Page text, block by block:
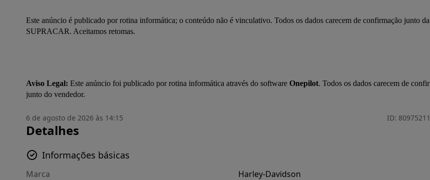
Este anúncio é publicado por rotina informática; o conteúdo não é vinculativo. Todos os dados carecem de confirmação junto da
SUPRACAR. Aceitamos retomas.
Aviso Legal: Este anúncio foi publicado por rotina informática através do software Onepilot. Todos os dados carecem de
junto do vendedor.
6 de agosto de 2026 às 14:15 ID:
Detalhes
Informações básicas
Marca Harley-Davidson